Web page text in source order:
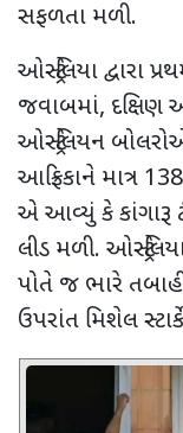
સફળતા મળી.
ઓસ્ટ્રેલિયા દ્વારા
જવાબમાં, દક્ષિણ
ઓસ્ટ્રેલિયન
આફ્રિકાને માત્ર 138
એ આવ્યું કે કાંગારૂ
લીડ મળી.
પોતે જ ભારે
ઉપરાંત મિશેલ સ્ટાર્કે